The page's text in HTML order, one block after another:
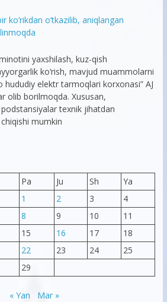
ko’rikdan o’tkazilib, aniqlangan
yaxshilash, kuz-qish
ko‘rish, mavjud muammolarni
hududiy elektr tarmoqlari korxonasi” AJ
olib borilmoqda. Xususan,
texnik jihatdan
mumkin
Pa Ju Sh
Ya
1
2 3
4
8 9 10
11
15 16 17
18
22 23 24
25
29
« Yan Mar »